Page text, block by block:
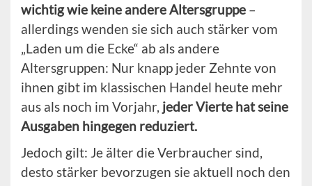
wichtig wie keine andere Altersgruppe –
allerdings wenden sie sich auch stärker vom
„Laden um die Ecke“ ab als andere
Altersgruppen: Nur knapp jeder Zehnte von
ihnen gibt im klassischen Handel heute mehr
aus als noch im Vorjahr, jeder Vierte hat seine
Ausgaben hingegen reduziert.
Jedoch gilt: Je älter die Verbraucher sind,
desto stärker bevorzugen sie aktuell noch den